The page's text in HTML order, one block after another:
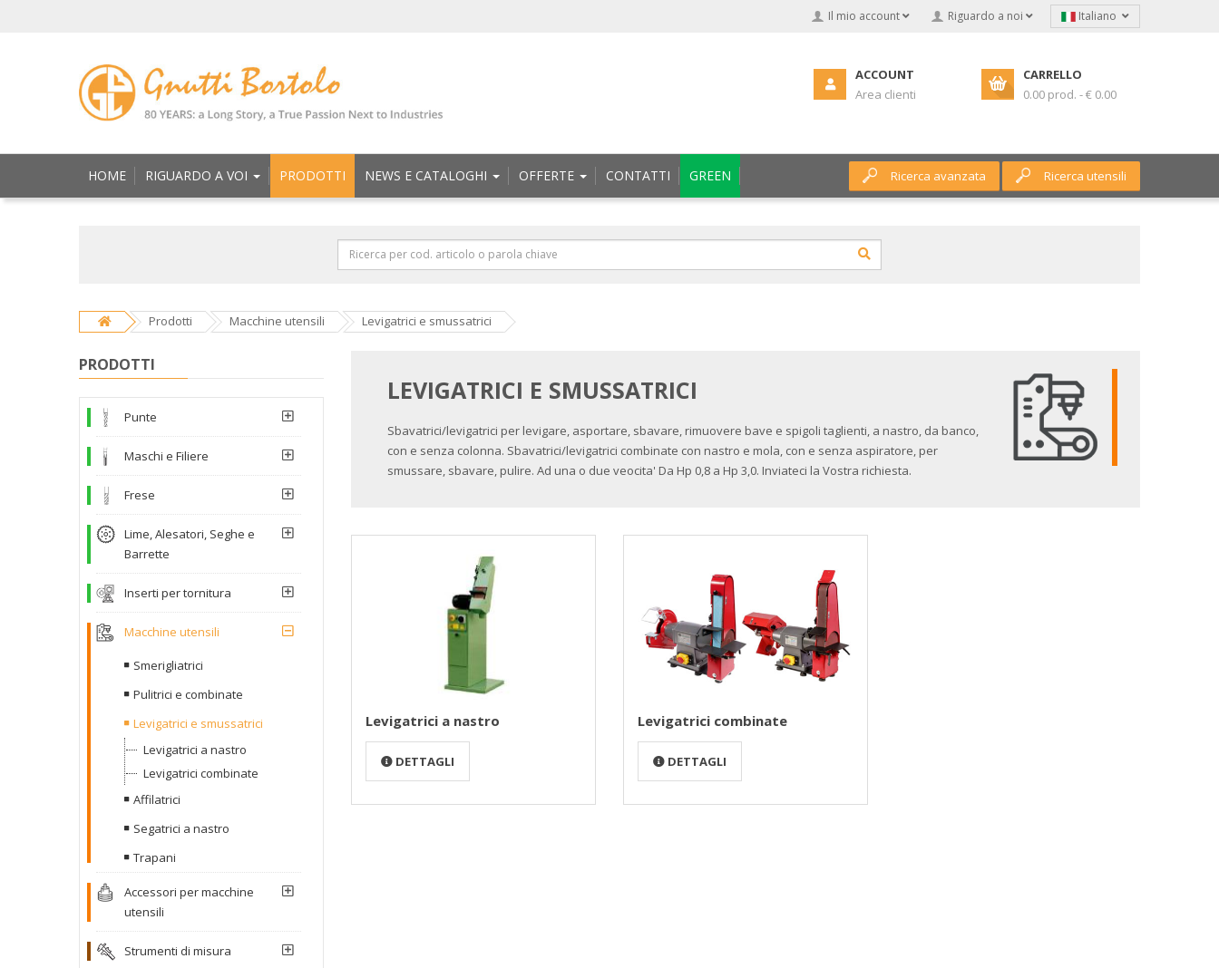
Il mio account Riguardo a noi Italiano
ACCOUNT
Area clienti
CARRELLO
0.00 prod. - € 0.00
HOME RIGUARDO A VOI PRODOTTI NEWS E CATALOGHI OFFERTE CONTATTI GREEN Ricerca avanzata Ricerca utensili
Prodotti Macchine utensili Levigatrici e smussatrici
LEVIGATRICI E SMUSSATRICI
Sbavatrici/levigatrici per levigare, asportare, sbavare, rimuovere bave e spigoli taglienti, a nastro, da banco,
con e senza colonna. Sbavatrici/levigatrici combinate con nastro e mola, con e senza aspiratore, per
smussare, sbavare, pulire. Ad una o due veocita' Da Hp 0,8 a Hp 3,0. Inviateci la Vostra richiesta.
Levigatrici a nastro
DETTAGLI
Levigatrici combinate
DETTAGLI
PRODOTTI
Punte
Maschi e Filiere
Frese
Lime, Alesatori, Seghe e
Barrette
Inserti per tornitura
Macchine utensili
Smerigliatrici
Pulitrici e combinate
Levigatrici e smussatrici
Levigatrici a nastro
Levigatrici combinate
Affilatrici
Segatrici a nastro
Trapani
Accessori per macchine
utensili
Strumenti di misura